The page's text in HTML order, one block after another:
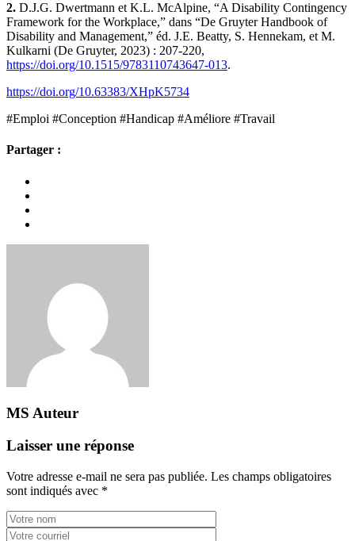
2. D.J.G. Dwertmann et K.L. McAlpine, “A Disability Contingency
Framework for the Workplace,” dans “De Gruyter Handbook of
Disability and Management,” éd. J.E. Beatty, S. Hennekam, et M.
Kulkarni (De Gruyter, 2023) : 207-220,
https://doi.org/10.1515/9783110743647-013.
https://doi.org/10.63383/XHpK5734
#Emploi #Conception #Handicap #Améliore #Travail
Partager :
MS Auteur
Laisser une réponse
Votre adresse e-mail ne sera pas publiée. Les champs obligatoires
sont indiqués avec *